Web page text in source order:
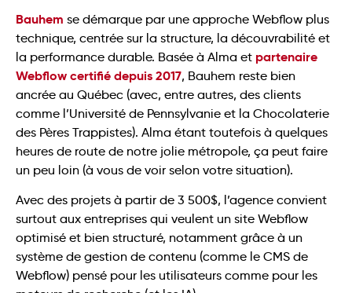
Bauhem se démarque par une approche Webflow plus
technique, centrée sur la structure, la découvrabilité et
la performance durable. Basée à Alma et partenaire
Webflow certifié depuis 2017, Bauhem reste bien
ancrée au Québec (avec, entre autres, des clients
comme l’Université de Pennsylvanie et la Chocolaterie
des Pères Trappistes). Alma étant toutefois à quelques
heures de route de notre jolie métropole, ça peut faire
un peu loin (à vous de voir selon votre situation).
Avec des projets à partir de 3 500$, l’agence convient
surtout aux entreprises qui veulent un site Webflow
optimisé et bien structuré, notamment grâce à un
système de gestion de contenu (comme le CMS de
Webflow) pensé pour les utilisateurs comme pour les